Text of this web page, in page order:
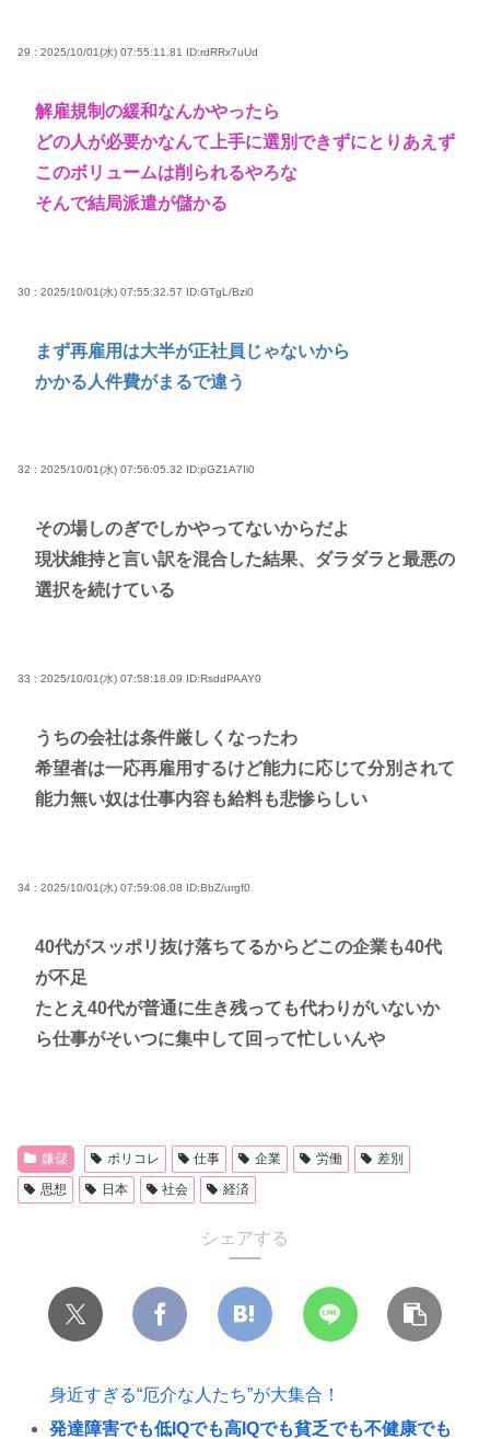
29 : 2025/10/01(水) 07:55:11.81 ID:rdRRx7uUd
解雇規制の緩和なんかやったら
どの人が必要かなんて上手に選別できずにとりあえず
このボリュームは削られるやろな
そんで結局派遣が儲かる
30 : 2025/10/01(水) 07:55:32.57 ID:GTgL/Bzi0
まず再雇用は大半が正社員じゃないから
かかる人件費がまるで違う
32 : 2025/10/01(水) 07:56:05.32 ID:pGZ1A7Ii0
その場しのぎでしかやってないからだよ
現状維持と言い訳を混合した結果、ダラダラと最悪の
選択を続けている
33 : 2025/10/01(水) 07:58:18.09 ID:RsddPAAY0
うちの会社は条件厳しくなったわ
希望者は一応再雇用するけど能力に応じて分別されて
能力無い奴は仕事内容も給料も悲惨らしい
34 : 2025/10/01(水) 07:59:08.08 ID:BbZ/urgf0
40代がスッポリ抜け落ちてるからどこの企業も40代
が不足
たとえ40代が普通に生き残っても代わりがいないか
ら仕事がそいつに集中して回って忙しいんや
嫌儲 ポリコレ 仕事 企業 労働
差別
思想
日本 社会 経済
シェアする
身近すぎる“厄介な人たち”が大集合！
発達障害でも低IQでも高IQでも貧乏でも不健康でも